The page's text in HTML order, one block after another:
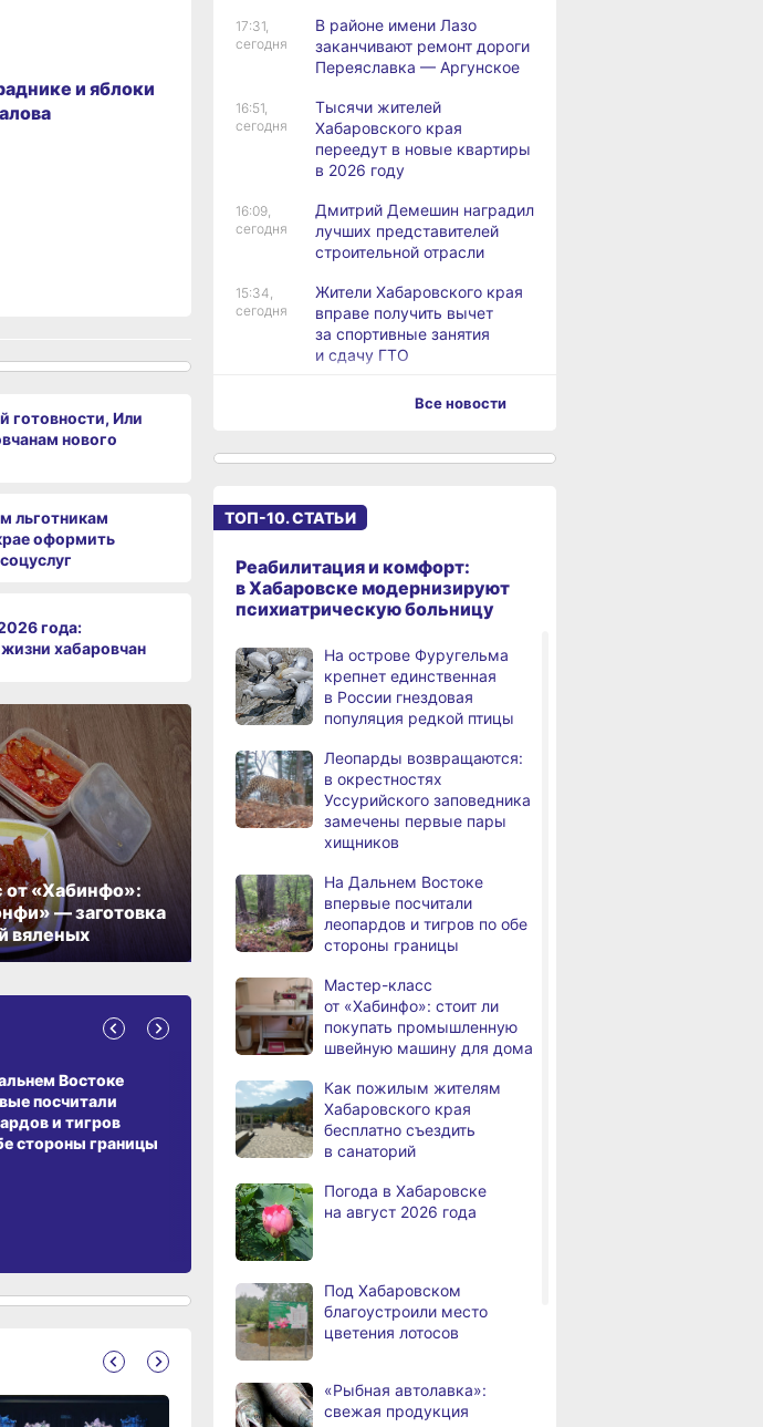
и яблоки
готовности, Или
нового
льготникам
оформить
года:
хабаровчан
«Хабинфо»:
— заготовка
вяленых
Востоке
посчитали
и тигров
стороны границы
ЗЕМЛЯКИ
Пионовый парк
хабаровчанки Олеси
Воронкевич
ВИТРИНА
от «Хабинфо»: стоит ли
покупать промышленную
швейную машину
17:31,
сегодня
В районе имени Лазо
заканчивают ремонт дороги
Переяславка — Аргунское
16:51,
сегодня
Тысячи жителей
Хабаровского края
переедут в новые квартиры
в 2026 году
16:09,
сегодня
Дмитрий Демешин наградил
лучших представителей
строительной отрасли
15:34,
сегодня
Жители Хабаровского края
вправе получить вычет
за спортивные занятия
и сдачу ГТО
В Хабаровске уровень
свыше миллиона рублей
13:04,
сегодня
В Хабаровске суд
рассмотрит дело об ошибке
при техобслуживании
самолёта
12:37,
сегодня
В Хабаровском крае
за сутки произошло 3
дорожно-транспортных
происшествий
11:14,
сегодня
В Хабаровске косметолог
осуждена
за мошенничество
В Хабаровске потушили
в деревянном доме
09:44,
сегодня
Более сотни граждан
с инвалидностью
в Хабаровском крае
09:28,
сегодня
Магнитные бури,
радиационный фон и пробки
08:03,
сегодня
Какой сегодня день: День
маяка
вчера
в этом году подали свыше
100 тысяч заявлений
19:06,
медалями «За спасение
на пожаре»
18:23,
по нацпроекту капитально
ремонтируют кровлю Дома
культуры
Все новости
ТОП-10. СТАТЬИ
Реабилитация и комфорт:
в Хабаровске модернизируют
психиатрическую больницу
На острове Фуругельма
крепнет единственная
в России гнездовая
популяция редкой птицы
Леопарды возвращаются:
в окрестностях
Уссурийского заповедника
замечены первые пары
хищников
На Дальнем Востоке
впервые посчитали
леопардов и тигров по обе
стороны границы
Мастер-класс
от «Хабинфо»: стоит ли
покупать промышленную
швейную машину для дома
Как пожилым жителям
Хабаровского края
бесплатно съездить
в санаторий
Погода в Хабаровске
на август 2026 года
Под Хабаровском
благоустроили место
цветения лотосов
«Рыбная автолавка»:
свежая продукция